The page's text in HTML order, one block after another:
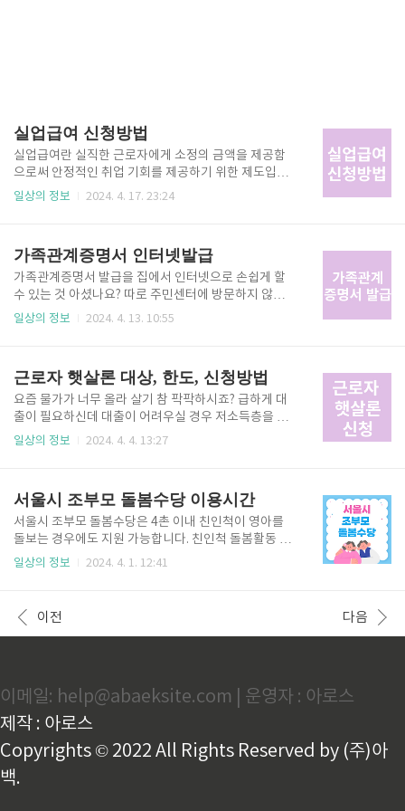
실업급여 신청방법
실업급여란 실직한 근로자에게 소정의 금액을 제공함
으로써 안정적인 취업 기회를 제공하기 위한 제도입니
다. 오늘은 실업급여 신청방법에 대해 자세하게 알아보
적으로 퇴사한 실업상태여야 합니다.(실업급여 수급조
건에 맞아야 합니다) 실업급여 수급조건 👆 2. 사업장에
서 제출한 피보험자격 상실신고서는 근로복지공단에서
처리되며, 이직확인서 또한 제출되어야 합니다. ▼ ▼
정보조회 > 이직확인서처리여부 조회 ▼▼ 이직확인서
에 로그인 후, '수급자격 신청자 ..
일상의 정보 2024. 4. 17. 23:24
가족관계증명서 인터넷발급
가족관계증명서 발급을 집에서 인터넷으로 손쉽게 할
수 있는 것 아셨나요? 따로 주민센터에 방문하지 않으
셔도 별도의 회원가입 없이도 무료로 발급가능하니 집
통해 해당 홈페이지에서 들어가시고 발급방법 및 인쇄
하는 법까지 알려드리도록 하겠습니다. 가족관계증명
서 발급하기 👆 가족관계증명서 오프라인 발급방법 ✅
무인발급기 발급 인터넷 사용에 익숙하지 않으신 분들
이나 인쇄하기가 어려우신 분들은 방문신청하시는 방
무인발급기 위치를 검색할 수 있는 방법을 알려드릴 테
니..
일상의 정보 2024. 4. 13. 10:55
근로자 햇살론 대상, 한도, 신청방법
요즘 물가가 너무 올라 살기 참 팍팍하시죠? 급하게 대
출이 필요하신데 대출이 어려우실 경우 저소득층을 위
한 정부 금융상품인 근로자 햇살론을 이용해 보시기 바
장에 1개월 이상 근로 중이어야 하며, 최근 1년 이내 3
개월 이상 재직자이면서 연간 근로소득 금액이 3,500
만 원 이하 또는 개인신용평점이 하위 100분의 20 이하
이면서 연간 근로소득 금액 4,500만 원 이하인 자에 한
합니다. 근로자 햇살론 신청👆 근로자 햇살론 대출한도
려운 저신용, 저소득 근로자들을 위한 정부정책으로 서
민층의 경제적 자립..
일상의 정보 2024. 4. 4. 13:27
서울시 조부모 돌봄수당 이용시간
서울시 조부모 돌봄수당은 4촌 이내 친인척이 영아를
돌보는 경우에도 지원 가능합니다. 친인척 돌봄활동 유
의사항 친인척이 영아를 돌볼 경우 운영 시간을 잘 지켜
들어 총 돌봄 시간이 7시간이더라도 일 4시간까지만 수
당 인정됩니다.) 2. 심야시간(22시~06시)은 돌봄 인정
봄 종료 시간 : 20시 총 돌봄 인정시간은 11시간이지만
어린이집 기본보육시간 7간을 제외하고 4시간만 인정
됩니다. 4. 어린이집 등/하원 시 한번만 돌봄 활동으..
일상의 정보 2024. 4. 1. 12:41
이전 다음
이메일: help@abaeksite.com | 운영자 : 아로스
제작 : 아로스
Copyrights © 2022 All Rights Reserved by (주)아
백.